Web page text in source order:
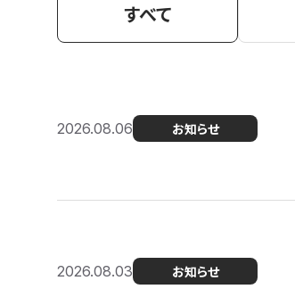
すべて
2026.08.06 お知らせ
2026.08.03 お知らせ